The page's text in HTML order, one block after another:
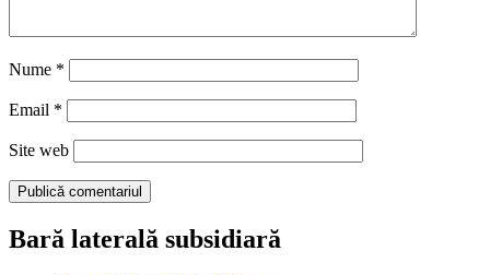
Nume *
Email *
Site web
Bară laterală subsidiară